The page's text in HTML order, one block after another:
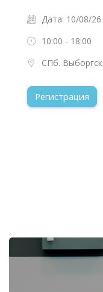
Дата: 10/08/26
10:00 - 18:00
СПб.
Регистрация
Пропустить [Cocoon]